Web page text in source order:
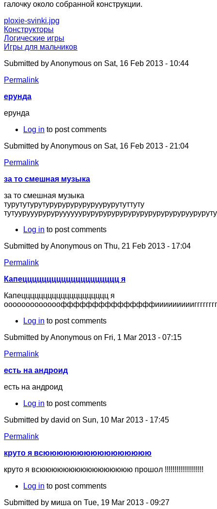
галочку около собранной конструкции.
ploxie-svinki.jpg
Конструкторы
Логические игры
Игры для мальчиков
Submitted byAnonymous on Sat, 16 Feb 2013 - 10:44
Permalink
ерунда
ерунда
Log in to post comments
Submitted byAnonymous on Sat, 16 Feb 2013 - 21:04
Permalink
за то смешная музыка
за то смешная музыка
турутутурутуруруруруруруурурутуттуту
Log in to post comments
Submitted byAnonymous on Thu, 21 Feb 2013 - 17:04
Permalink
Капецццццццццццццццццццц я
Капецццццццццццццццццццц я
Log in to post comments
Submitted byAnonymous on Fri, 1 Mar 2013 - 07:15
Permalink
есть на андроид
есть на андроид
Log in to post comments
Submitted by david on Sun, 10 Mar 2013 - 17:45
Permalink
круто я всюююююююююююююююю
круто я всюююююююююююююююю прошол !!!!!!!!!!!!!!!!!!!!
Log in to post comments
Submitted by миша on Tue, 19 Mar 2013 - 09:27